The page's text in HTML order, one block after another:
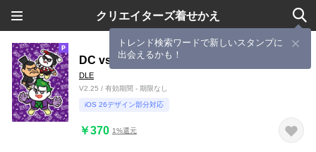
クリエイターズ着せかえ
トレンド検索ワードで新しいスタンプに
出会えるかも！
DC vs 鷹の爪：吉田くん x DCヴィランズ
DLE
V2.25 / 有効期間 - 期限なし
iOS 26デザイン部分対応
￥370 1%還元